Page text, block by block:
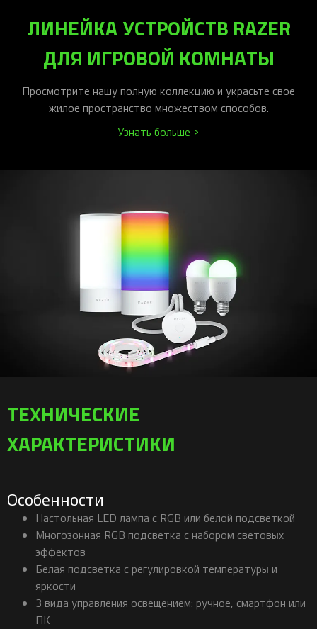
ЛИНЕЙКА УСТРОЙСТВ RAZER
ДЛЯ ИГРОВОЙ КОМНАТЫ
Просмотрите нашу полную коллекцию и украсьте свое
жилое пространство множеством способов.
Узнать больше >
ТЕХНИЧЕСКИЕ
ХАРАКТЕРИСТИКИ
Особенности
Настольная LED лампа с RGB или белой подсветкой
Многозонная RGB подсветка с набором световых
эффектов
Белая подсветка с регулировкой температуры и
яркости
3 вида управления освещением: ручное, смартфон или
ПК